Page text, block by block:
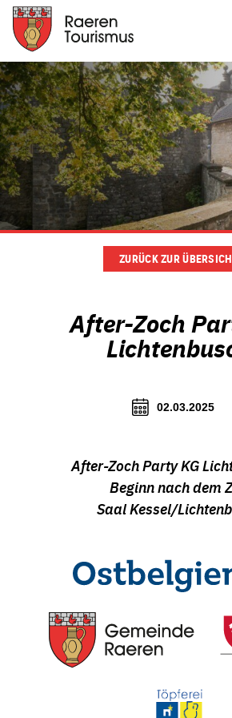
ZURÜCK ZUR
After-Zoch
02.03.2025
After-Zoch Party KG
Beginn nach dem
Saal Kessel/